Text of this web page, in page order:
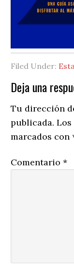
Filed Under:
Reader
Interactions
Deja una
Tu dirección
publicada.
marcados con
Comentario*